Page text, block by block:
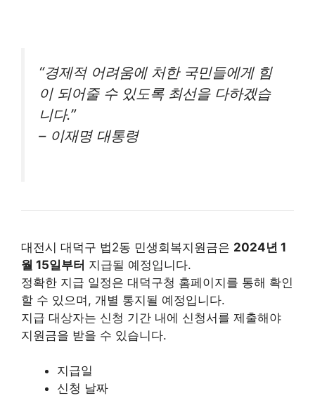
“경제적 어려움에 처한 국민들에게 힘
이 되어줄 수 있도록 최선을 다하겠습
니다.”
– 이재명 대통령
대전시 대덕구 법2동 민생회복지원금은 2024년 1
월 15일부터 지급될 예정입니다.
정확한 지급 일정은 대덕구청 홈페이지를 통해 확인
할 수 있으며, 개별 통지될 예정입니다.
지급 대상자는 신청 기간 내에 신청서를 제출해야
지원금을 받을 수 있습니다.
지급일
신청 날짜